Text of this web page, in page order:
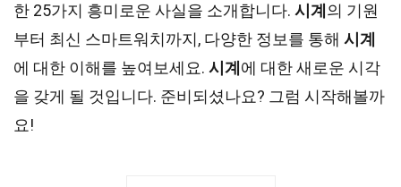
한 25가지 흥미로운 사실을 소개합니다. 시계 의 기원
부터 최신 스마트워치까지, 다양한 정보를 통해 시계
에 대한 이해를 높여보세요. 시계 에 대한 새로운 시각
을 갖게 될 것입니다. 준비되셨나요? 그럼 시작해볼까
요!